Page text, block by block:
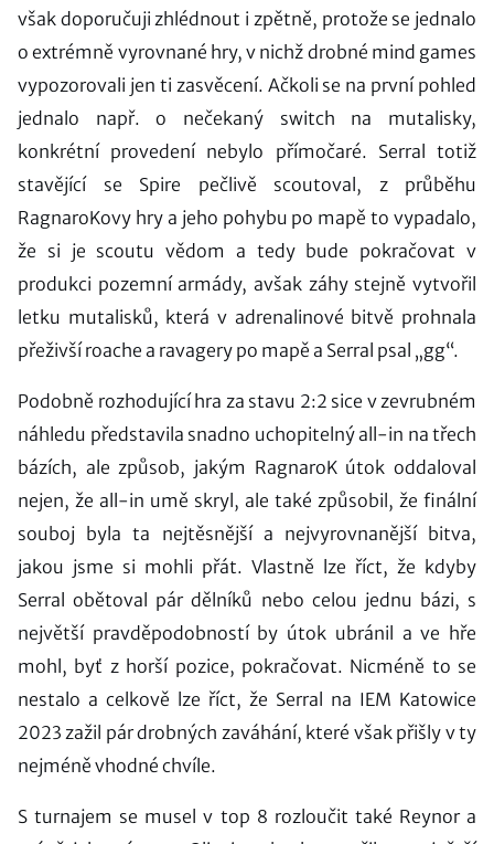
však doporučuji zhlédnout i zpětně, protože se jednalo
o extrémně vyrovnané hry, v nichž drobné mind games
vypozorovali jen ti zasvěcení. Ačkoli se na první pohled
jednalo např. o nečekaný switch na mutalisky,
konkrétní provedení nebylo přímočaré. Serral totiž
stavějící se Spire pečlivě scoutoval, z průběhu
RagnaroKovy hry a jeho pohybu po mapě to vypadalo,
že si je scoutu vědom a tedy bude pokračovat v
produkci pozemní armády, avšak záhy stejně vytvořil
letku mutalisků, která v adrenalinové bitvě prohnala
přeživší roache a ravagery po mapě a Serral psal „gg“.
Podobně rozhodující hra za stavu 2:2 sice v zevrubném
náhledu představila snadno uchopitelný all-in na třech
bázích, ale způsob, jakým RagnaroK útok oddaloval
nejen, že all-in umě skryl, ale také způsobil, že finální
souboj byla ta nejtěsnější a nejvyrovnanější bitva,
jakou jsme si mohli přát. Vlastně lze říct, že kdyby
Serral obětoval pár dělníků nebo celou jednu bázi, s
největší pravděpodobností by útok ubránil a ve hře
mohl, byť z horší pozice, pokračovat. Nicméně to se
nestalo a celkově lze říct, že Serral na IEM Katowice
2023 zažil pár drobných zaváhání, které však přišly v ty
nejméně vhodné chvíle.
S turnajem se musel v top 8 rozloučit také Reynor a